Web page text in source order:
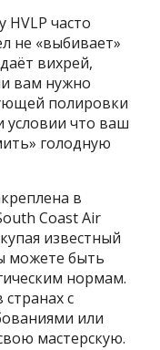
HVLP часто
не «выбивает»
вихрей,
вам нужно
полировки
условии что ваш
голодную
в
Coast Air
известный
можете быть
нормам.
с
или
мастерскую.